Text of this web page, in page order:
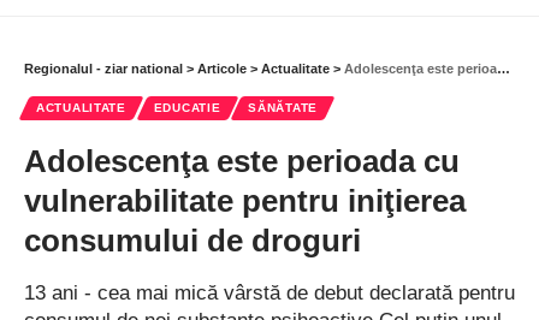
Regionalul - ziar national > Articole > Actualitate > Adolescenţa este perioada cu vulnerabilitate pentru iniţierea consumului de droguri
ACTUALITATE EDUCATIE SĂNĂTATE
Adolescenţa este perioada cu
vulnerabilitate pentru iniţierea
consumului de droguri
13 ani - cea mai mică vârstă de debut declarată pentru